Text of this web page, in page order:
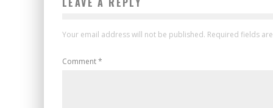
Your email address will not be published. Required fields
Comment*